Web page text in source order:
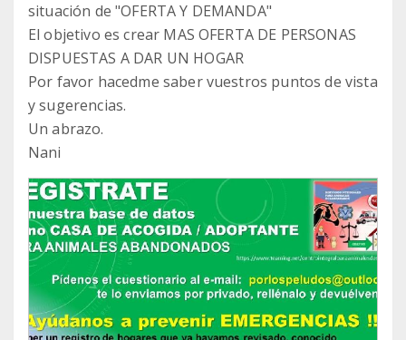
situación de "OFERTA Y DEMANDA"
El objetivo es crear MAS OFERTA DE PERSONAS
DISPUESTAS A DAR UN HOGAR
Por favor hacedme saber vuestros puntos de vista
y sugerencias.
Un abrazo.
Nani